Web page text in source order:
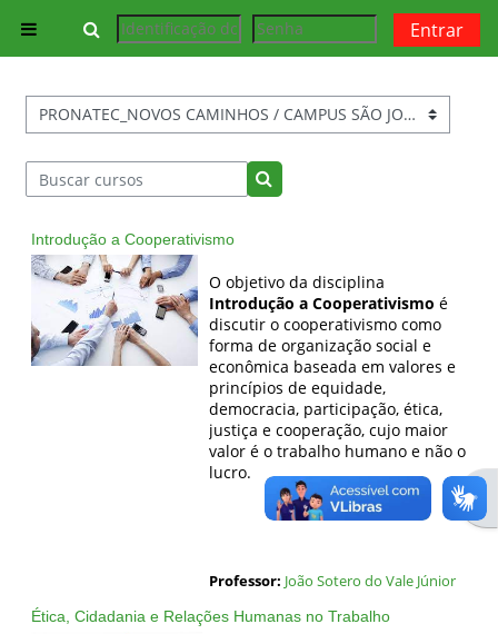
Ir para o conteúdo principal
Painel lateral
Alternar entrada de pesquisa Entrar
Categorias de Cursos
Buscar cursos
Buscar cursos
Introdução a Cooperativismo
O objetivo da disciplina
Introdução a Cooperativismo é
discutir o cooperativismo como
forma de organização social e
econômica baseada em valores e
princípios de equidade,
democracia, participação, ética,
justiça e cooperação, cujo maior
valor é o trabalho humano e não o
lucro.
Professor: João Sotero do Vale Júnior
Ética, Cidadania e Relações Humanas no Trabalho